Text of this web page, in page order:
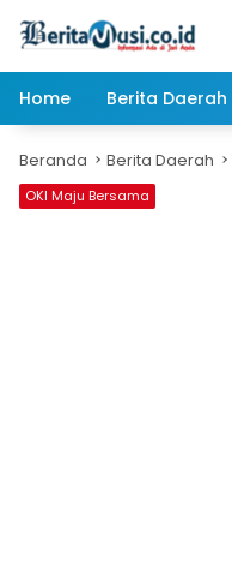
Home
Berita Daerah
Beranda Berita Daerah
OKI Maju Bersama